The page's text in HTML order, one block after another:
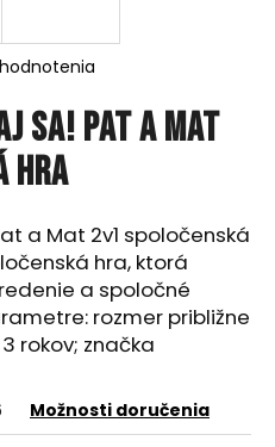
sa! Pat a Mat
hra
a Mat 2v1 spoločenská
hra, ktorá
a spoločné
rozmer približne
rokov; značka
Možnosti doručenia